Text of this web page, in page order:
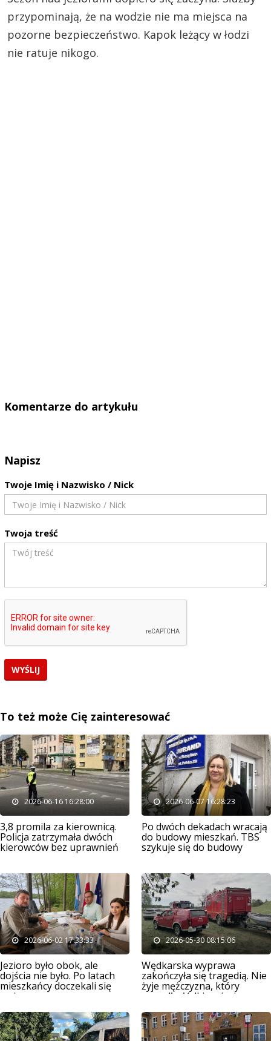
przypominają, że na wodzie nie ma miejsca na
pozorne bezpieczeństwo. Kapok leżący w łodzi
nie ratuje nikogo.
Komentarze do artykułu
Napisz
Twoje Imię i Nazwisko / Nick
Twoja treść
To też może Cię zainteresować
2026-06-16 16:28:00
3,8 promila za kierownicą.
Policja zatrzymała dwóch
kierowców bez uprawnień
2026-06-07 16:28:23
Po dwóch dekadach wracają
do budowy mieszkań. TBS
szykuje się do budowy
2026-06-02 17:33:33
Jezioro było obok, ale
dojścia nie było. Po latach
mieszkańcy doczekali się
zmiany
2026-05-30 08:15:06
Wędkarska wyprawa
zakończyła się tragedią. Nie
żyje mężczyzna, który
wypadł z łódki na jeziorze